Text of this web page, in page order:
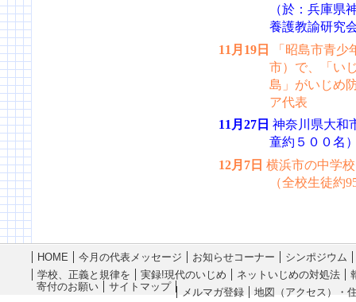
（於：兵庫県
養護教諭研究
11月19日
「昭島市青少
市）で、「い
島」がいじめ
ア代表
11月27日 神奈川県大和
童約５００名
12月7日 横浜市の中学
（全校生徒約
HOME 今月の代表メッセージ お知らせコーナー
シンポジウム
学校、正義と規律を
実録!現代のいじめ ネットいじめの対処法
寄付のお願い
サイトマップ メルマガ登録
地図（アクセス）・